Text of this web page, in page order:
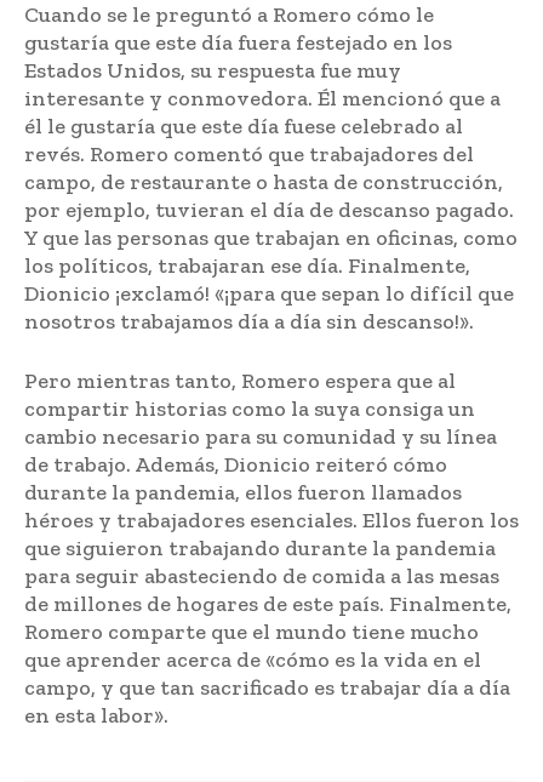
Cuando se le preguntó a Romero cómo le
gustaría que este día fuera festejado en los
Estados Unidos, su respuesta fue muy
interesante y conmovedora. Él mencionó que a
él le gustaría que este día fuese celebrado al
revés. Romero comentó que trabajadores del
campo, de restaurante o hasta de construcción,
por ejemplo, tuvieran el día de descanso pagado.
Y que las personas que trabajan en oficinas, como
los políticos, trabajaran ese día. Finalmente,
Dionicio ¡exclamó! «¡para que sepan lo difícil que
nosotros trabajamos día a día sin descanso!».
Pero mientras tanto, Romero espera que al
compartir historias como la suya consiga un
cambio necesario para su comunidad y su línea
de trabajo. Además, Dionicio reiteró cómo
durante la pandemia, ellos fueron llamados
héroes y trabajadores esenciales. Ellos fueron los
que siguieron trabajando durante la pandemia
para seguir abasteciendo de comida a las mesas
de millones de hogares de este país. Finalmente,
Romero comparte que el mundo tiene mucho
que aprender acerca de «cómo es la vida en el
campo, y que tan sacrificado es trabajar día a día
en esta labor».